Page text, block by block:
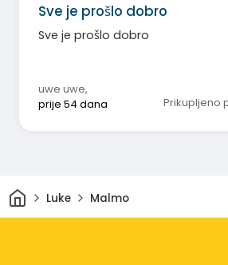
Sve je prošlo dobro
Sve je prošlo dobro
uwe uwe,
prije 54 dana
Prikupljeno
DomLuke Malmo